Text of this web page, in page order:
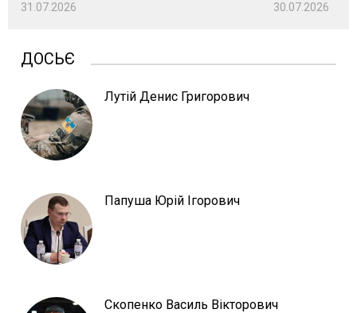
31.07.2026 30.07.2026
ДОСЬЄ
Лутій Денис Григорович
Папуша Юрій Ігорович
Скопенко Василь Вікторович